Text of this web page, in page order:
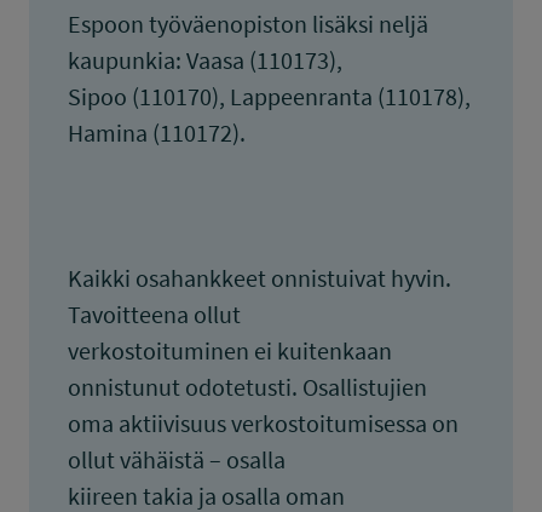
Espoon työväenopiston lisäksi neljä
kaupunkia: Vaasa (110173),
Sipoo (110170), Lappeenranta (110178),
Hamina (110172).
Kaikki osahankkeet onnistuivat hyvin.
Tavoitteena ollut
verkostoituminen ei kuitenkaan
onnistunut odotetusti. Osallistujien
oma aktiivisuus verkostoitumisessa on
ollut vähäistä – osalla
kiireen takia ja osalla oman